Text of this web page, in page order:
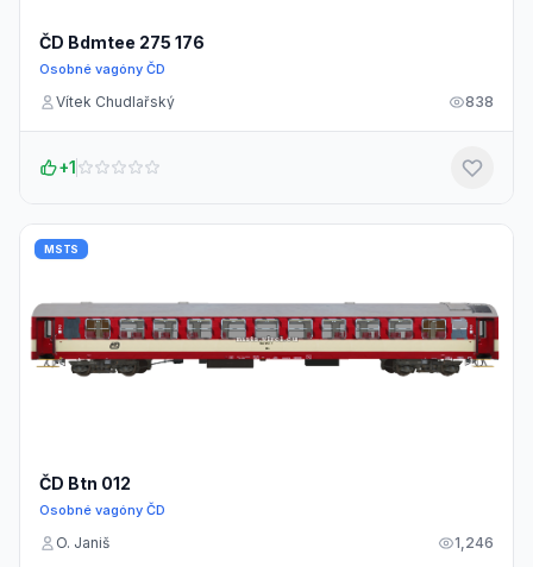
ČD Bdmtee 275 176
Osobné vagóny ČD
Vítek Chudlařský 838
+1
MSTS
ČD Btn 012
Osobné vagóny ČD
O. Janiš 1,246